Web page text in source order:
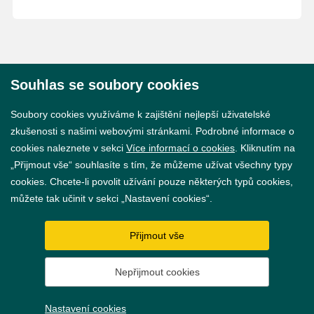
GDPR
Nastavení cookies
Souhlas se soubory cookies
Soubory cookies využíváme k zajištění nejlepší uživatelské
zkušenosti s našimi webovými stránkami. Podrobné informace o
cookies naleznete v sekci Více informací o cookies . Kliknutím na
„Přijmout vše“ souhlasíte s tím, že můžeme užívat všechny typy
cookies. Chcete-li povolit užívání pouze některých typů cookies,
můžete tak učinit v sekci „Nastavení cookies“.
Přijmout vše
Nepřijmout cookies
Nastavení cookies